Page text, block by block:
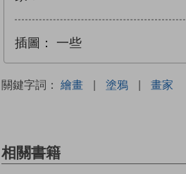
插圖： 一些
關鍵字詞： 繪畫 | 塗鴉 | 畫家
相關書籍